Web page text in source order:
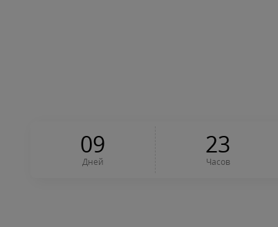
09
Дней
23
Часов